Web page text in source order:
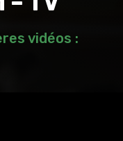
vidéos :